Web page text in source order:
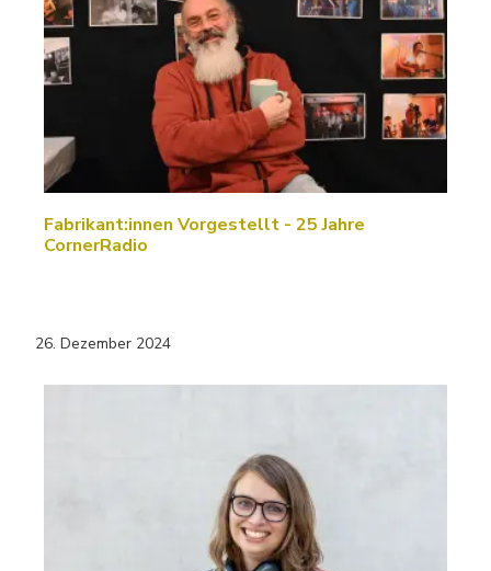
Fabrikant:innen Vorgestellt - 25 Jahre
CornerRadio
26. Dezember 2024